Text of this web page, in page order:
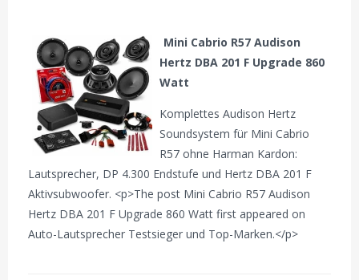
Mini Cabrio R57 Audison
Hertz DBA 201 F Upgrade 860
Watt
Komplettes Audison Hertz
Soundsystem für Mini Cabrio
R57 ohne Harman Kardon:
Lautsprecher, DP 4.300 Endstufe und Hertz DBA 201 F
Aktivsubwoofer. <p>The post Mini Cabrio R57 Audison
Hertz DBA 201 F Upgrade 860 Watt first appeared on
Auto-Lautsprecher Testsieger und Top-Marken.</p>